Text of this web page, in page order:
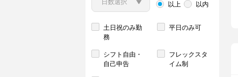
以上 以内
土日祝のみ勤
務
平日のみ可
シフト自由・
自己申告
フレックスタ
イム制